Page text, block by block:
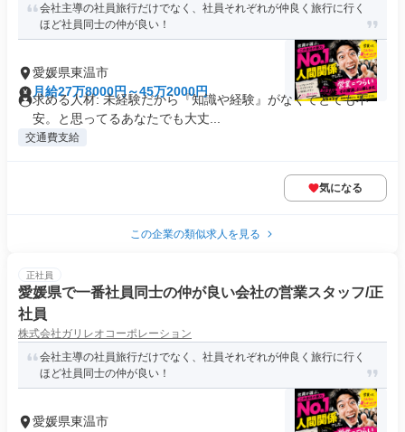
会社主導の社員旅行だけでなく、社員それぞれが仲良く旅行に行く
ほど社員同士の仲が良い！
愛媛県東温市
月給27万8000円～45万2000円
求める人材: 未経験だから『知識や経験』がなくてとても不
安。と思ってるあなたでも大丈...
交通費支給
気になる
この企業の類似求人を見る
正社員
愛媛県で一番社員同士の仲が良い会社の営業スタッフ/正
社員
株式会社ガリレオコーポレーション
会社主導の社員旅行だけでなく、社員それぞれが仲良く旅行に行く
ほど社員同士の仲が良い！
愛媛県東温市